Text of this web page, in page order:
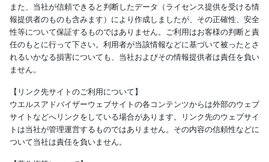
また、当社が信頼できると判断したデータ（ライセンス提供を受ける情
報提供者のものも含みます）により作成しましたが、その正確性、安全
性等について保証するものではありません。ご利用はお客様の判断と責
任のもとに行って下さい。利用者が当該情報などに基づいて被ったとさ
れるいかなる損害についても、当社およびその情報提供者は責任を負い
ません。
【リンク先サイトのご利用について】
ウエルスアドバイザーウェブサイトの各コンテンツからは外部のウェブ
サイトなどへリンクをしている場合があります。リンク先のウェブサイ
トは当社が管理運営するものではありません。その内容の信頼性などに
ついて当社は責任を負いません。